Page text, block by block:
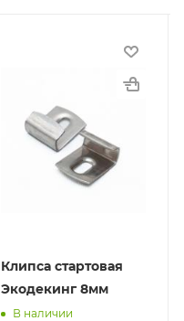
Клипса стартовая
Экодекинг 8мм
В наличии